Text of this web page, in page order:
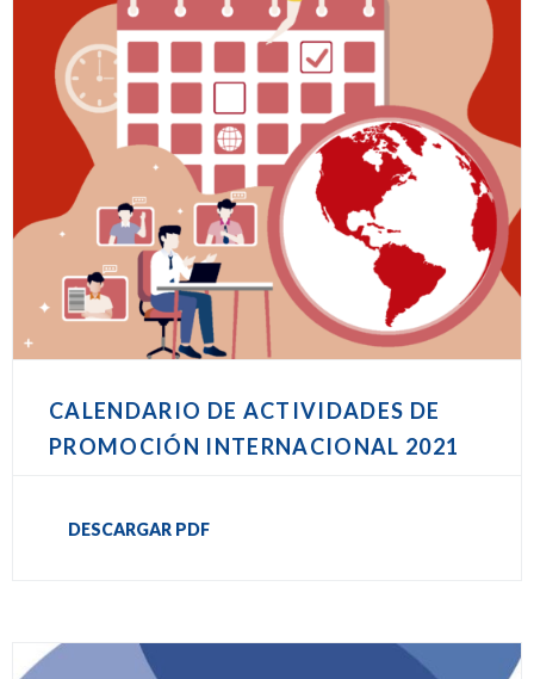
CALENDARIO DE ACTIVIDADES DE
PROMOCIÓN INTERNACIONAL 2021
DESCARGAR PDF